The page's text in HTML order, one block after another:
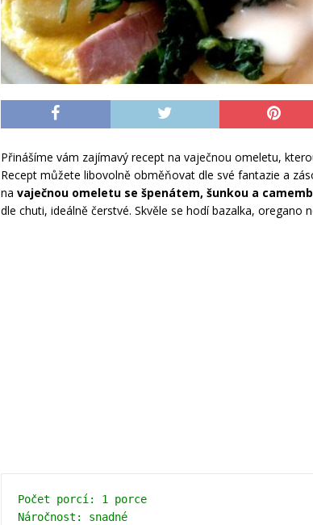
Přinášíme vám zajímavý recept na vaječnou omeletu,
Recept můžete libovolně obměňovat dle své fantazie a
na vaječnou omeletu se špenátem, šunkou a
dle chuti, ideálně čerstvé. Skvěle se hodí bazalka, oregano
Počet porcí: 1 porce
Náročnost: snadné